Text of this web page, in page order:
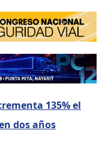
135% el
dos años